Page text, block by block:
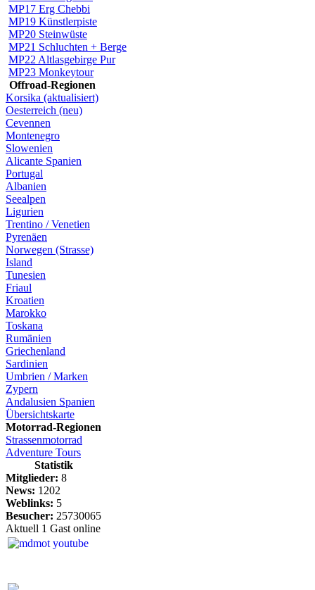
MP17 Erg Chebbi
MP19 Künstlerpiste
MP20 Steinwüste
MP21 Schluchten + Berge
MP22 Altlasgebirge Pur
MP23 Monkeytour
Offroad-Regionen
Korsika (aktualisiert)
Oesterreich (neu)
Cevennen
Montenegro
Slowenien
Alicante Spanien
Portugal
Albanien
Seealpen
Ligurien
Trentino / Venetien
Pyrenäen
Norwegen (Strasse)
Island
Tunesien
Friaul
Kroatien
Marokko
Toskana
Rumänien
Griechenland
Sardinien
Umbrien / Marken
Zypern
Andalusien Spanien
Übersichtskarte
Motorrad-Regionen
Strassenmotorrad
Adventure Tours
Statistik
Mitglieder: 8
News: 1202
Weblinks: 5
Besucher: 25730065
Aktuell 1 Gast online